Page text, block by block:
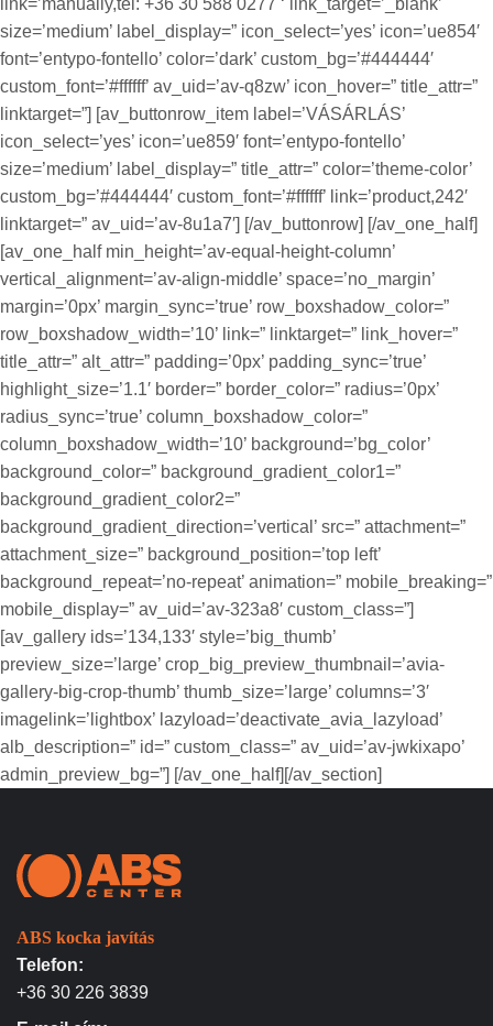
link=’manually,tel: +36 30 588 0277 ‘ link_target=’_blank’
size=’medium’ label_display=” icon_select=’yes’ icon=’ue854′
font=’entypo-fontello’ color=’dark’ custom_bg=’#444444′
custom_font=’#ffffff’ av_uid=’av-q8zw’ icon_hover=” title_attr=”
linktarget=”] [av_buttonrow_item label=’VÁSÁRLÁS’
icon_select=’yes’ icon=’ue859′ font=’entypo-fontello’
size=’medium’ label_display=” title_attr=” color=’theme-color’
custom_bg=’#444444′ custom_font=’#ffffff’ link=’product,242′
linktarget=” av_uid=’av-8u1a7′] [/av_buttonrow] [/av_one_half]
[av_one_half min_height=’av-equal-height-column’
vertical_alignment=’av-align-middle’ space=’no_margin’
margin=’0px’ margin_sync=’true’ row_boxshadow_color=”
row_boxshadow_width=’10’ link=” linktarget=” link_hover=”
title_attr=” alt_attr=” padding=’0px’ padding_sync=’true’
highlight_size=’1.1′ border=” border_color=” radius=’0px’
radius_sync=’true’ column_boxshadow_color=”
column_boxshadow_width=’10’ background=’bg_color’
background_color=” background_gradient_color1=”
background_gradient_color2=”
background_gradient_direction=’vertical’ src=” attachment=”
attachment_size=” background_position=’top left’
background_repeat=’no-repeat’ animation=” mobile_breaking=”
mobile_display=” av_uid=’av-323a8′ custom_class=”]
[av_gallery ids=’134,133′ style=’big_thumb’
preview_size=’large’ crop_big_preview_thumbnail=’avia-
gallery-big-crop-thumb’ thumb_size=’large’ columns=’3′
imagelink=’lightbox’ lazyload=’deactivate_avia_lazyload’
alb_description=” id=” custom_class=” av_uid=’av-jwkixapo’
admin_preview_bg=”] [/av_one_half][/av_section]
ABS kocka javítás
Telefon:
+36 30 226 3839